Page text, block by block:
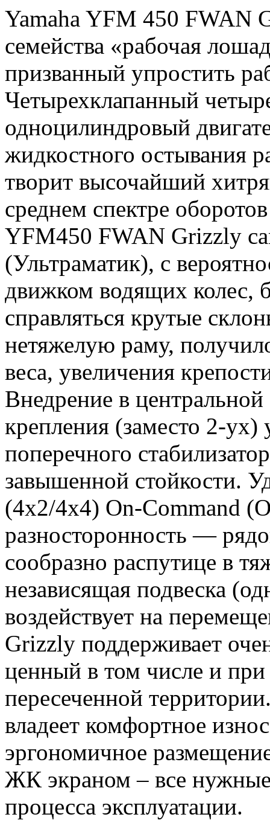
Yamaha YFM 450 FWAN
семейства «рабочая
призванный упростить
Четырехклапанный
одноцилиндровый
жидкостного остывания
творит высочайший
среднем спектре
YFM450 FWAN Grizzly
(Ультраматик), с
движком водящих колес,
справляться крутые
нетяжелую раму,
веса, увеличения
Внедрение в центральной
крепления (заместо 2-ух)
поперечного
завышенной стойкости.
(4х2/4х4) On-Command
разносторонность —
сообразно распутице в
независящая подвеска
воздействует на
Grizzly поддерживает
ценный в том числе и при
пересеченной
владеет комфортное
эргономичное
ЖК экраном – все нужные
процесса эксплуатации.